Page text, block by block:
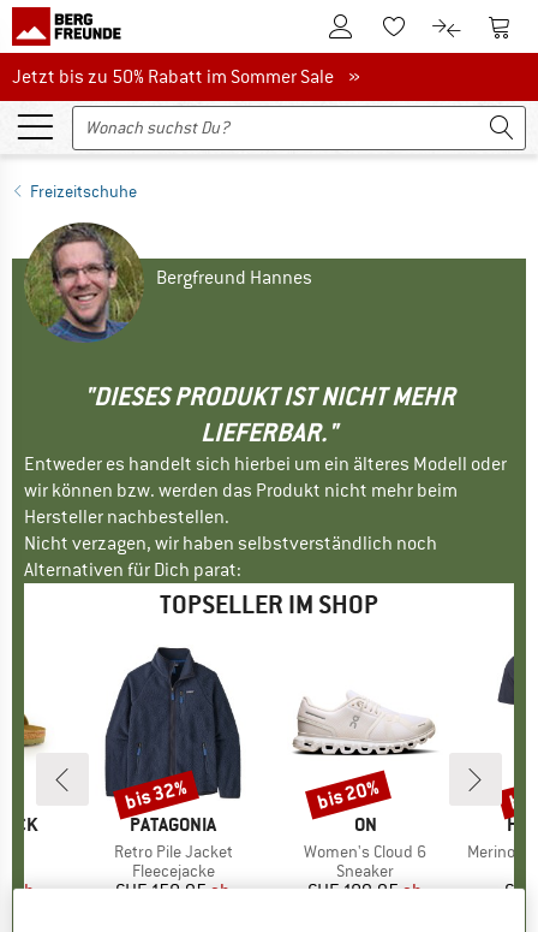
Zum KundenkontoZum Merkzettel.
Zum Zum
Jetzt bis zu 50% Rabatt im Sommer Sale
Jetzt bis zu 50% Rabatt im Sommer Sale »
Freizeitschuhe
Bergfreund Hannes
"DIESES PRODUKT IST NICHT MEHR
LIEFERBAR."
Entweder es handelt sich hierbei um ein älteres Modell oder
wir können bzw. werden das Produkt nicht mehr beim
Hersteller nachbestellen.
Nicht verzagen, wir haben selbstverständlich noch
Alternativen für Dich parat:
TOPSELLER IM SHOP
Preis
ab
MARKE
PATAGONIA
Artikel
Retro Pile Jacket
Produktgruppe
Fleecejacke
Preis
CHF 158.95reduzierter Preis
ab
Rabatt
bis 32%
MARKE
ON
Artikel
Women's Cloud 6
Produktgruppe
Sneaker
Preis
CHF 189.95reduzierter Preis
ab
Rabatt
bis 20%
Artikel
MerinoMix150